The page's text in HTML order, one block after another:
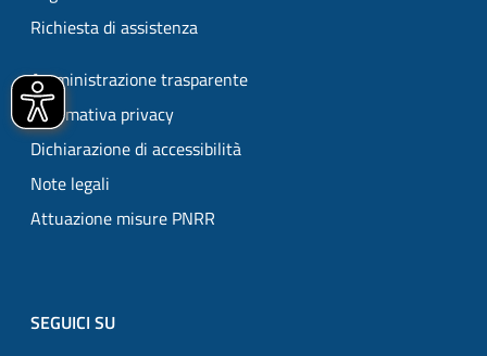
Richiesta di assistenza
Amministrazione trasparente
Informativa privacy
Dichiarazione di accessibilità
Note legali
Attuazione misure PNRR
SEGUICI SU